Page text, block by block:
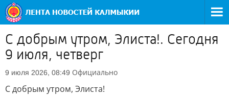
С добрым утром, Элиста!. Сегодня
9 июля, четверг
9 июля 2026, 08:49 Официально
С добрым утром, Элиста!